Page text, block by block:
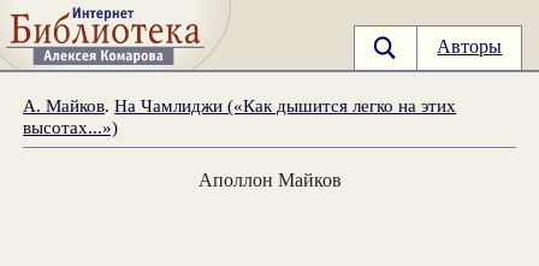
Авторы
А. Майков.На Чамлиджи («Как дышится легко на этих
высотах...»)
Аполлон Майков